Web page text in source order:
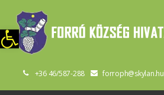
Eszköztár megnyitása
+36 46/587-288 forroph@skylan.hu